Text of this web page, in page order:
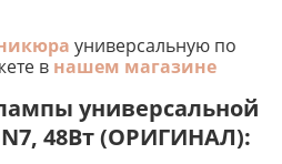
универсальную по
в нашем магазине
универсальной
48Вт (ОРИГИНАЛ):